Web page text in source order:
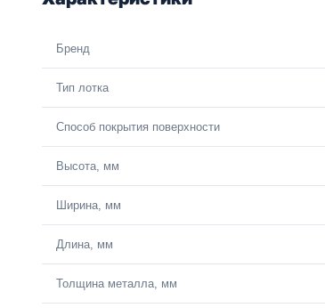
Бренд
Тип лотка
Способ покрытия поверхности
Высота, мм
Ширина, мм
Длина, мм
Толщина металла, мм